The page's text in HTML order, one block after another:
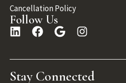
Cancellation Policy
Follow Us
Stay Connected